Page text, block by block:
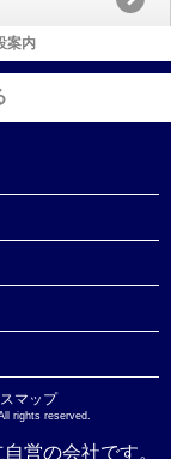
案内
スマップ
rights reserved.
営の会社です。